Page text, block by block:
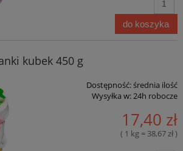
do koszyka
kubek 450 g
Dostępność:średnia ilość
Wysyłka w: 24h robocze
17,40 zł
( 1 kg = 38,67 zł )